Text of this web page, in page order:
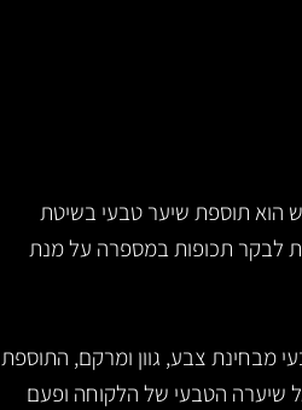
הוא תוספת שיער טבעי בשיטת
לבקר תכופות במספרה על מנת
מבחינת צבע, גוון ומרקם, התוספת
שיערה הטבעי של הלקוחה ופעם